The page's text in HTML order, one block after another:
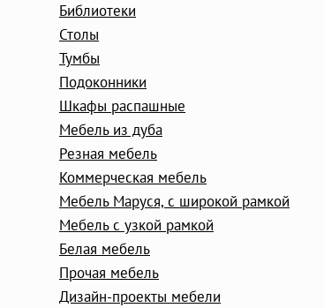
Библиотеки
Столы
Тумбы
Подоконники
Шкафы распашные
Мебель из дуба
Резная мебель
Коммерческая мебель
Мебель Маруся, с широкой рамкой
Мебель с узкой рамкой
Белая мебель
Прочая мебель
Дизайн-проекты мебели